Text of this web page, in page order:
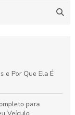
e Por Que Ela É
para